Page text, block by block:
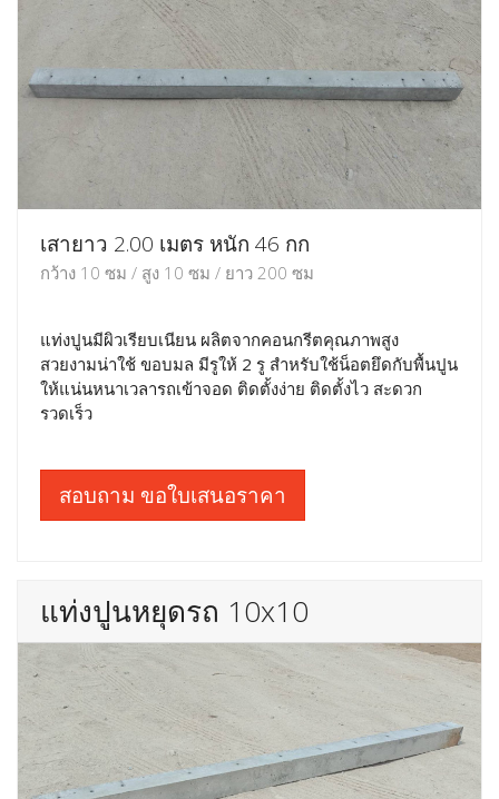
เสายาว 2.00 เมตร หนัก 46 กก
กว้าง 10 ซม / สูง 10 ซม / ยาว 200 ซม
แท่งปูนมีผิวเรียบเนียน ผลิตจากคอนกรีตคุณภาพสูง
สวยงามน่าใช้ ขอบมล มีรูให้ 2 รู สำหรับใช้น็อตยึดกับพื้นปูน
ให้แน่นหนาเวลารถเข้าจอด ติดตั้งง่าย ติดตั้งไว สะดวก
รวดเร็ว
สอบถาม ขอใบเสนอราคา
แท่งปูนหยุดรถ 10x10